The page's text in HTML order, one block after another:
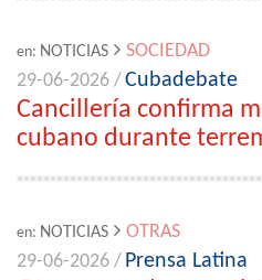
en: NOTICIAS
SOCIEDAD
29-06-2026 /Cubadebate
Cancillería confirma
cubano durante
en: NOTICIAS
OTRAS
29-06-2026 / Prensa Latina